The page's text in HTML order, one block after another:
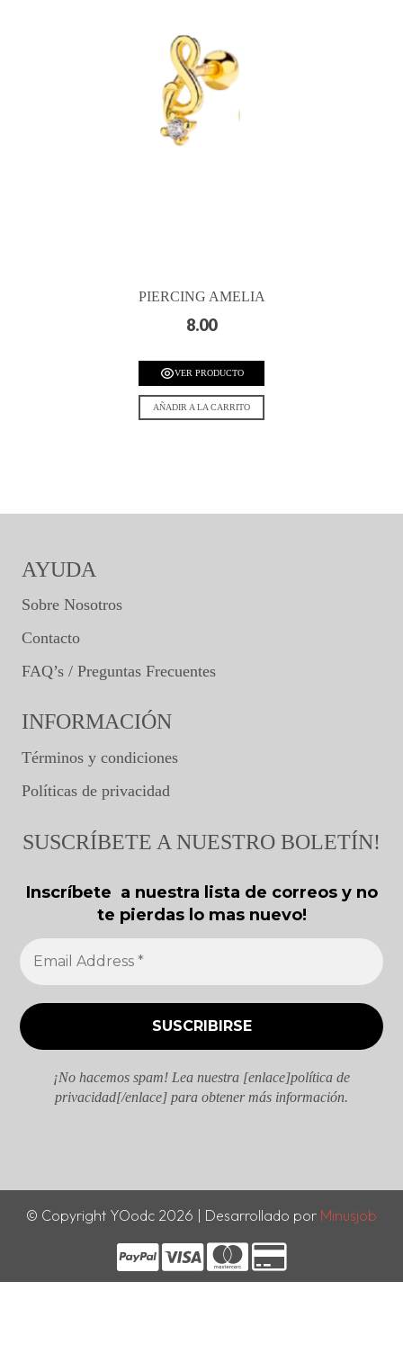
PIERCING AMELIA
8.00
VER PRODUCTO
AÑADIR A LA CARRITO
AYUDA
Sobre Nosotros
Contacto
FAQ’s / Preguntas Frecuentes
INFORMACIÓN
Términos y condiciones
Políticas de privacidad
SUSCRÍBETE A NUESTRO BOLETÍN!
Inscríbete a nuestra lista de correos y no
te pierdas lo mas nuevo!
¡No hacemos spam! Lea nuestra [enlace]política de
privacidad[/enlace] para obtener más información.
© Copyright YOodc 2026 | Desarrollado por Minusjob